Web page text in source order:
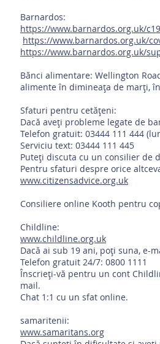
Barnardos:
https://www.barnardos.org.uk/c19
https://www.barnardos.org.uk/
https://www.barnardos.org.uk/
Bănci alimentare: Wellington
alimente în dimineața de marți,
Sfaturi pentru cetățeni:
Dacă aveți probleme legate de
Telefon gratuit: 03444 111 444
Serviciu text: 03444 111 445
Puteți discuta cu un consilier de
Pentru sfaturi despre orice
www.citizensadvice.org.uk
Consiliere online Kooth pentru
Childline:
www.childline.org.uk
Dacă ai sub 19 ani, poți suna, e-
Telefon gratuit 24/7: 0800 1111
Înscrieți-vă pentru un cont
mail.
Chat 1:1 cu un sfat online.
samaritenii:
www.samaritans.org